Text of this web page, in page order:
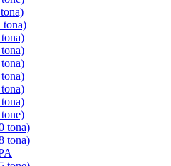
tona)
tona)
tona)